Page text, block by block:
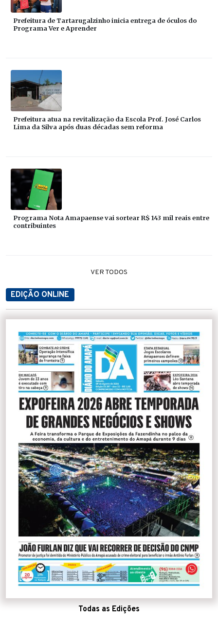
Prefeitura de Tartarugalzinho inicia entrega de óculos do
Programa Ver e Aprender
Prefeitura atua na revitalização da Escola Prof. José Carlos
Lima da Silva após duas décadas sem reforma
Programa Nota Amapaense vai sortear R$ 143 mil reais entre
contribuintes
VER TODOS
EDIÇÃO ONLINE
Todas as Edições